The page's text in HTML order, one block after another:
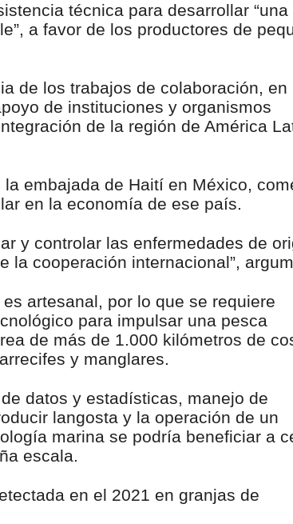
técnica para desarrollar “una
a favor de los productores de
de los trabajos de colaboración, en
de instituciones y organismos
de la región de América
embajada de Haití en México,
en la economía de ese país.
y controlar las enfermedades de
la cooperación internacional”,
artesanal, por lo que se requiere
para impulsar una pesca
de más de 1.000 kilómetros de
y manglares.
datos y estadísticas, manejo de
langosta y la operación de un
marina se podría beneficiar a
escala.
en el 2021 en granjas de